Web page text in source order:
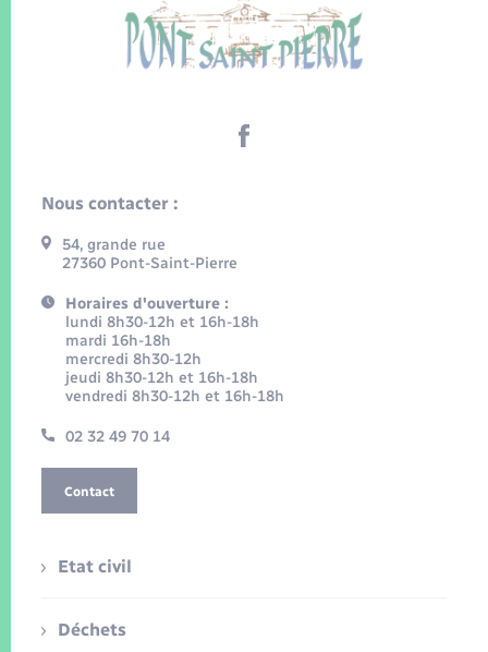
Nous contacter :
54, grande rue
27360 Pont-Saint-Pierre
Horaires d'ouverture :
lundi 8h30-12h et 16h-18h
mardi 16h-18h
mercredi 8h30-12h
jeudi 8h30-12h et 16h-18h
vendredi 8h30-12h et 16h-18h
02 32 49 70 14
Contact
Etat civil
Déchets